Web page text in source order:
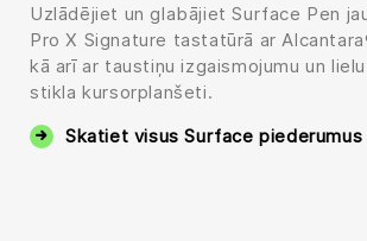
Uzlādējiet un glabājiet Surface Pen
Pro X Signature tastatūrā ar
kā arī ar taustiņu izgaismojumu un
stikla kursorplanšeti.
Skatiet visus Surface piederumus